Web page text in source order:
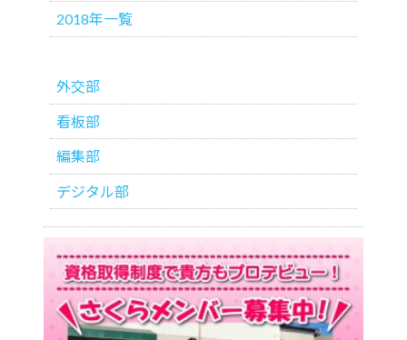
2018年一覧
外交部
看板部
編集部
デジタル部